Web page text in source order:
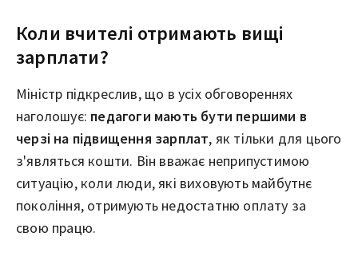
Коли вчителі отримають вищі
зарплати?
Міністр підкреслив, що в усіх обговореннях
наголошує: педагоги мають бути першими в
черзі на підвищення зарплат, як тільки для цього
з'являться кошти. Він вважає неприпустимою
ситуацію, коли люди, які виховують майбутнє
покоління, отримують недостатню оплату за
свою працю.